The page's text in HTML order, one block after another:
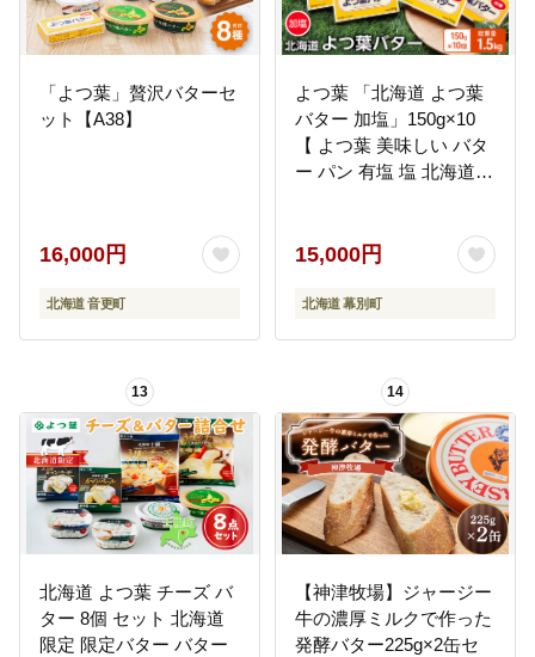
「よつ葉」贅沢バターセ
ット【A38】
16,000円
北海道 音更町
よつ葉 「北海道 よつ葉
バター 加塩」150g×10
【 よつ葉 美味しい バタ
ー パン 有塩 塩 北海道
15,000円
北海道 幕別町
13
北海道 よつ葉 チーズ バ
ター 8個 セット 北海道
限定 限定バター バター
14
【神津牧場】ジャージー
牛の濃厚ミルクで作った
発酵バター225g×2缶セ